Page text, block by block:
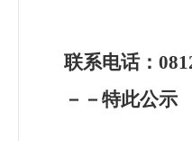
联系电话
－－特此公示